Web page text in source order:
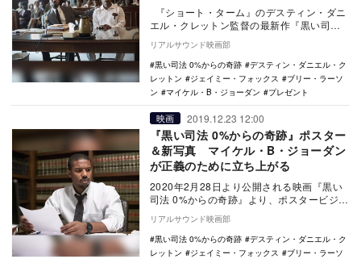
『ショート・ターム』のデスティン・ダニ
エル・クレットン監督の最新作『黒い司法
0%からの奇跡』が2月28日より公開とな
る。 …
リアルサウンド映画部
黒い司法 0%からの奇跡
デスティン・ダニエル・ク
レットン
ジェイミー・フォックス
ブリー・ラーソ
ン
マイケル・B・ジョーダン プレゼント
映画 2019.12.23 12:00
『黒い司法 0%からの奇跡』ポスター
＆新写真 マイケル・B・ジョーダン
が正義のために立ち上がる
2020年2月28日より公開される映画『黒い
司法 0%からの奇跡』より、ポスタービジュ
アルと場面写真が公開された。 本作は、
…
リアルサウンド映画部
黒い司法 0%からの奇跡
デスティン・ダニエル・ク
レットン
ジェイミー・フォックス
ブリー・ラーソ